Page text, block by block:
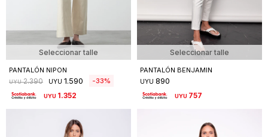
Seleccionar talle
PANTALÓN NIPON
UYU 2.390 UYU 1.590 33
UYU 1.352
Seleccionar talle
PANTALÓN BENJAMIN
UYU 890
UYU 757